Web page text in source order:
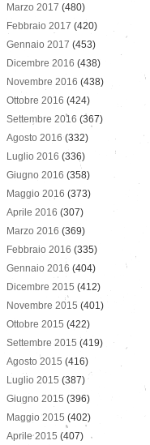
Marzo 2017 (480)
Febbraio 2017 (420)
Gennaio 2017 (453)
Dicembre 2016 (438)
Novembre 2016 (438)
Ottobre 2016 (424)
Settembre 2016 (367)
Agosto 2016 (332)
Luglio 2016 (336)
Giugno 2016 (358)
Maggio 2016 (373)
Aprile 2016 (307)
Marzo 2016 (369)
Febbraio 2016 (335)
Gennaio 2016 (404)
Dicembre 2015 (412)
Novembre 2015 (401)
Ottobre 2015 (422)
Settembre 2015 (419)
Agosto 2015 (416)
Luglio 2015 (387)
Giugno 2015 (396)
Maggio 2015 (402)
Aprile 2015 (407)